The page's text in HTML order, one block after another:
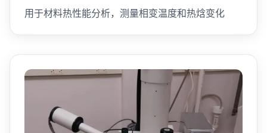
用于材料热性能分析，测量相变温度和热焓变化